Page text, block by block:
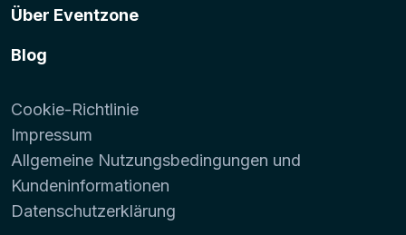
Über Eventzone
Blog
Cookie-Richtlinie
Impressum
Allgemeine Nutzungsbedingungen und
Kundeninformationen
Datenschutzerklärung